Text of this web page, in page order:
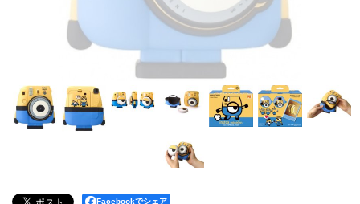
Facebookでシェア